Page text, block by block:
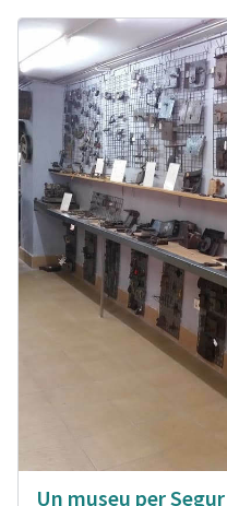
Un museu per Segur